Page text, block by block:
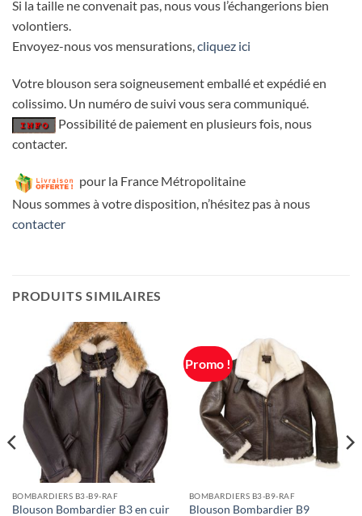
Si la taille ne convenait pas, nous vous l’échangerions bien
volontiers.
Envoyez-nous vos mensurations,cliquez ici
Votre blouson sera soigneusement emballé et expédié en
colissimo. Un numéro de suivi vous sera communiqué.
Possibilité de paiement en plusieurs fois, nous
contacter.
pour la France Métropolitaine
Nous sommes à votre disposition, n’hésitez pas à nous
contacter
PRODUITS SIMILAIRES
BOMBARDIERS B3-B9-RAF
Blouson Bombardier B3 en cuir
Promo !
BOMBARDIERS B3-B9-RAF
Blouson Bombardier B9